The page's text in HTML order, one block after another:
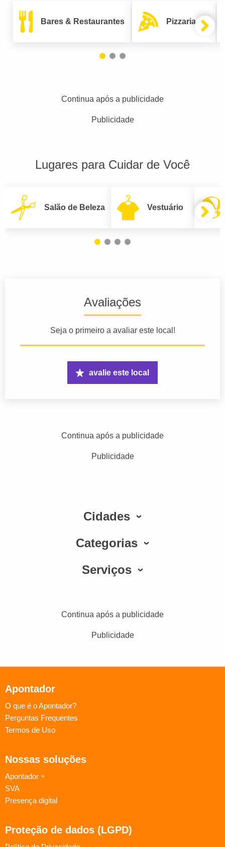
Bares & Restaurantes Pizzarias
Continua após a publicidade
Publicidade
Lugares para Cuidar de Você
Salão de Beleza Vestuário
Avaliações
Seja o primeiro a avaliar este local!
avalie este local
Continua após a publicidade
Publicidade
Cidades
Categorias
Serviços
Continua após a publicidade
Publicidade
Apontador
O que é o Apontador?
Perguntas Frequentes
Termos de Uso
Nossas soluções
Apontador +
SVA
Presença digital
Proteção de dados (LGPD)